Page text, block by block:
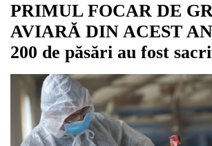
PRIMUL FOCAR DE
AVIARĂ DIN ACEST
200 de păsări au fost